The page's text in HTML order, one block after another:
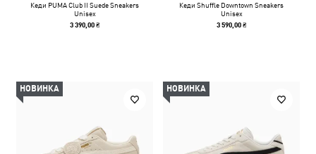
Кеди PUMA Club II Suede Sneakers
Unisex
3 390,00 ₴
Кеди Shuffle Downtown Sneakers
Unisex
3 590,00 ₴
НОВИНКА НОВИНКА